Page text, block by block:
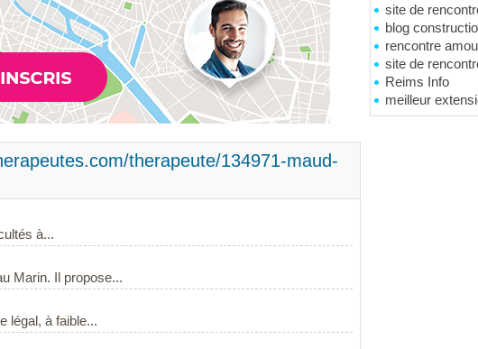
site de
blog
rencontre
site de
Reims Info
meilleur
therapeute/134971-maud-
à...
Marin. Il propose...
légal, à faible...